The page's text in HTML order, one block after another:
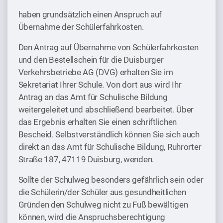
haben grundsätzlich einen Anspruch auf
Übernahme der Schülerfahrkosten.
Den Antrag auf Übernahme von Schülerfahrkosten
und den Bestellschein für die Duisburger
Verkehrsbetriebe AG (DVG) erhalten Sie im
Sekretariat Ihrer Schule. Von dort aus wird Ihr
Antrag an das Amt für Schulische Bildung
weitergeleitet und abschließend bearbeitet. Über
das Ergebnis erhalten Sie einen schriftlichen
Bescheid. Selbstverständlich können Sie sich auch
direkt an das Amt für Schulische Bildung, Ruhrorter
Straße 187, 47119 Duisburg, wenden.
Sollte der Schulweg besonders gefährlich sein oder
die Schülerin/der Schüler aus gesundheitlichen
Gründen den Schulweg nicht zu Fuß bewältigen
können, wird die Anspruchsberechtigung